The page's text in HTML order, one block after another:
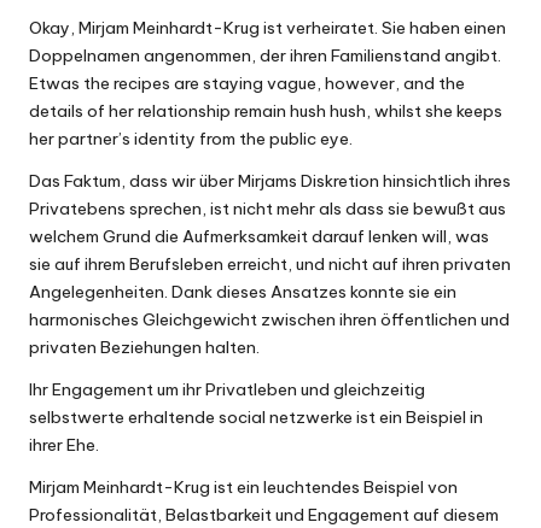
Okay, Mirjam Meinhardt-Krug ist verheiratet. Sie haben einen
Doppelnamen angenommen, der ihren Familienstand angibt.
Etwas the recipes are staying vague, however, and the
details of her relationship remain hush hush, whilst she keeps
her partner’s identity from the public eye.
Das Faktum, dass wir über Mirjams Diskretion hinsichtlich ihres
Privatebens sprechen, ist nicht mehr als dass sie bewußt aus
welchem Grund die Aufmerksamkeit darauf lenken will, was
sie auf ihrem Berufsleben erreicht, und nicht auf ihren privaten
Angelegenheiten. Dank dieses Ansatzes konnte sie ein
harmonisches Gleichgewicht zwischen ihren öffentlichen und
privaten Beziehungen halten.
Ihr Engagement um ihr Privatleben und gleichzeitig
selbstwerte erhaltende social netzwerke ist ein Beispiel in
ihrer Ehe.
Mirjam Meinhardt-Krug ist ein leuchtendes Beispiel von
Professionalität, Belastbarkeit und Engagement auf diesem